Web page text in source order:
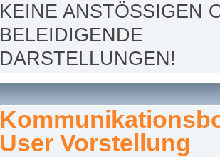
KEINE ANSTÖSSIGEN
BELEIDIGENDE
DARSTELLUNGEN!
User Vorstellung